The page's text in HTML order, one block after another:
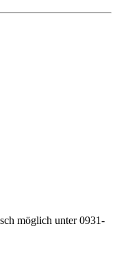
möglich unter 0931-